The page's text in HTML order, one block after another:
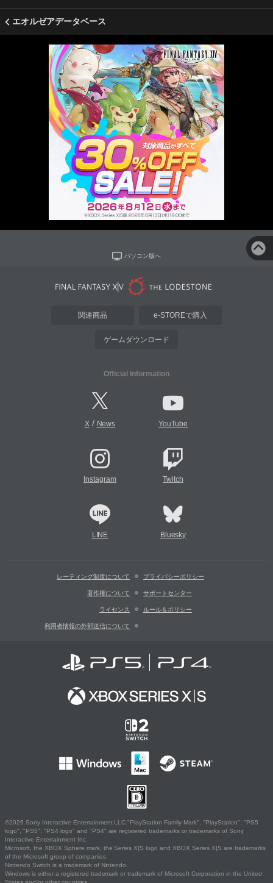
エオルゼアデータベース
パソコン版へ
関連商品 e-STOREで購入
ゲームダウンロード
Official Information
X/ News YouTube
Instagram Twitch
LINE Bluesky
レーティング制度について プライバシーポリシー
著作権について サポートセンター
ライセンス ルール＆ポリシー
利用者情報の外部送信について
©2026 Sony Interactive Entertainment LLC."PlayStation Family Mark", "PlayStation", "PS5
logo", "PS5", "PS4 logo" and "PS4" are registered trademarks or trademarks of Sony
Interactive Entertainment Inc.
Microsoft, the XBOX Sphere mark, the Series X|S logo and XBOX Series X|S are trademarks
of the Microsoft group of companies.
Nintendo Switch is a trademark of Nintendo.
Windows is either a registered trademark or trademark of Microsoft Corporation in the United